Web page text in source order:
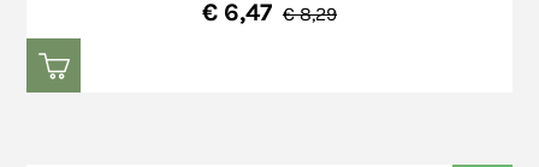
€ 6,47 € 8,29